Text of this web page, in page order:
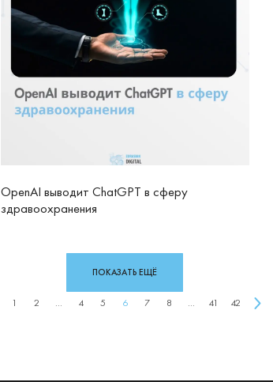
OpenAI выводит ChatGPT в сферу
здравоохранения
1 2 ... 4 5 6 7 8 ... 41 42
ПОКАЗАТЬ ЕЩЁ